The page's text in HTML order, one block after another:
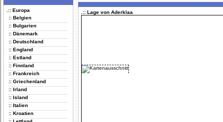
.:: Europa
:: Belgien
:: Bulgarien
:: Dänemark
:: Deutschland
:: England
:: Estland
:: Finnland
:: Frankreich
:: Griechenland
:: Irland
:: Island
:: Italien
:: Kroatien
.:: Lage von Aderklaa